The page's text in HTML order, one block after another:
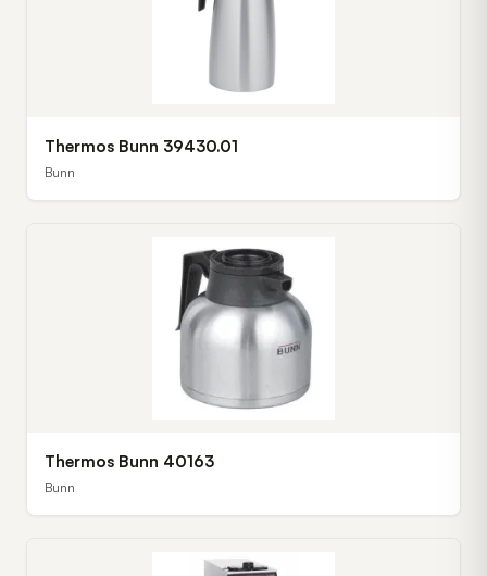
Thermos Bunn 39430.01
Bunn
Thermos Bunn 40163
Bunn